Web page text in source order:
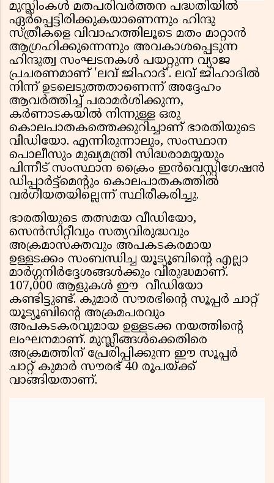
മുസ്ലിംകള്‍ മതപരിവര്‍ത്തന പദ്ധതിയില്‍
ഏര്‍പ്പെട്ടിരിക്കുകയാണെന്നും ഹിന്ദു
സ്ത്രീകളെ വിവാഹത്തിലൂടെ മതം മാറ്റാന്‍
ആഗ്രഹിക്കുന്നെന്നും അവകാശപ്പെടുന്ന
ഹിന്ദുത്വ സംഘടനകള്‍ പയറ്റുന്ന വ്യാജ
പ്രചരണമാണ് 'ലവ് ജിഹാദ്'. ലവ് ജിഹാദില്‍
നിന്ന് ഉടലെടുത്തതാണെന്ന് അദ്ദേഹം
ആവര്‍ത്തിച്ച് പരാമര്‍ശിക്കുന്ന,
കര്‍ണാടകയില്‍ നിന്നുള്ള ഒരു
കൊലപാതകത്തെക്കുറിച്ചാണ് ഭാരതിയുടെ
വീഡിയോ. എന്നിരുന്നാലും, സംസ്ഥാന
പൊലീസും മുഖ്യമന്ത്രി സിദ്ധരാമയ്യയും
പിന്നീട് സംസ്ഥാന ക്രൈം ഇന്‍വെസ്റ്റിഗേഷന്‍
ഡിപ്പാര്‍ട്ട്മെന്റും കൊലപാതകത്തില്‍
വര്‍ഗീയതയില്ലെന്ന് സ്ഥിരീകരിച്ചു.
ഭാരതിയുടെ തത്സമയ വീഡിയോ,
സെന്‍സിറ്റീവും സത്യവിരുദ്ധവും
അക്രമാസക്തവും അപകടകരമായ
ഉള്ളടക്കം സംബന്ധിച്ച യൂട്യൂബിന്റെ എല്ലാ
മാര്‍ഗ്ഗനിര്‍ദ്ദേശങ്ങള്‍ക്കും വിരുദ്ധമാണ്.
107,000 ആളുകൾ ഈ വീഡിയോ
കണ്ടിട്ടുണ്ട്. കുമാര്‍ സൗരഭിന്റെ സൂപ്പര്‍ ചാറ്റ്
യൂട്യൂബിന്റെ അക്രമപരവും
അപകടകരവുമായ ഉള്ളടക്ക നയത്തിന്റെ
ലംഘനമാണ്. മുസ്ലീങ്ങള്‍ക്കെതിരെ
അക്രമത്തിന് പ്രേരിപ്പിക്കുന്ന ഈ സൂപ്പര്‍
ചാറ്റ് കുമാര്‍ സൗരഭ് 40 രൂപയ്ക്ക്
വാങ്ങിയതാണ്.